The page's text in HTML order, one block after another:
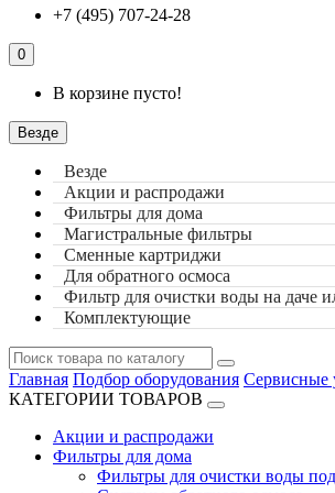
+7 (495) 707-24-28
0
В корзине пусто!
Везде
Везде
Акции и распродажи
Фильтры для дома
Магистральные фильтры
Сменные картриджи
Для обратного осмоса
Фильтр для очистки воды на даче
Комплектующие
Главная Подбор оборудования Сервисные
КАТЕГОРИИ ТОВАРОВ
Акции и распродажи
Фильтры для дома
Фильтры для очистки воды